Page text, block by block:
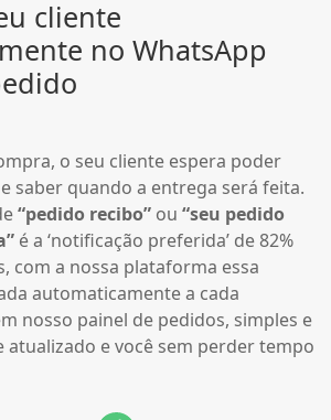
cliente
no WhatsApp
o seu cliente espera poder
saber quando a entrega será feita.
“pedido recibo” ou “seu pedido
é a ‘notificação preferida’ de 82%
com a nossa plataforma essa
automaticamente a cada
nosso painel de pedidos, simples e
atualizado e você sem perder tempo